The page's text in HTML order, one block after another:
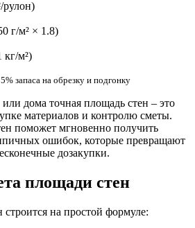
рулон)
г/м² × 1.8)
кг/м²)
запаса на обрезку и подгонку
дома точная площадь стен – это
материалов и контролю сметы.
поможет мгновенно получить
ошибок, которые превращают
дозакупки.
площади стен
строится на простой формуле: